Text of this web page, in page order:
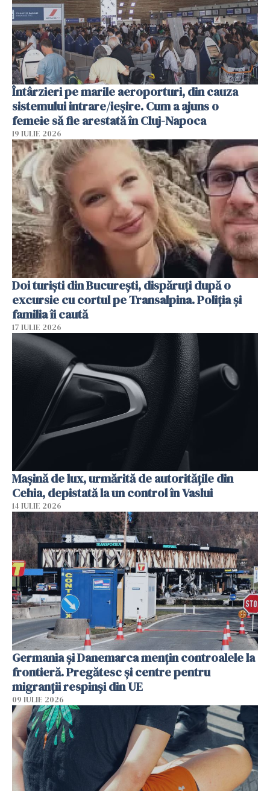
Întârzieri pe marile aeroporturi, din cauza
sistemului intrare/ieșire. Cum a ajuns o
femeie să fie arestată în Cluj-Napoca
19 IULIE 2026
Doi turiști din București, dispăruți după o
excursie cu cortul pe Transalpina. Poliția și
familia îi caută
17 IULIE 2026
Mașină de lux, urmărită de autoritățile din
Cehia, depistată la un control în Vaslui
14 IULIE 2026
Germania și Danemarca mențin controalele la
frontieră. Pregătesc și centre pentru
migranții respinși din UE
09 IULIE 2026